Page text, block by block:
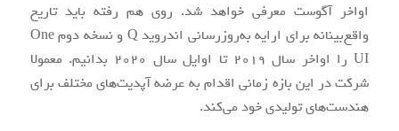
اواخر آگوست معرفی خواهد شد. روی هم رفته باید تاریخ
واقع‌بینانه برای ارایه به‌روزرسانی اندروید Q و نسخه دوم One
UI را اواخر سال 2019 تا اوایل سال 2020 بدانیم. معمولا
شرکت در این بازه زمانی اقدام به عرضه آپدیت‌های مختلف برای
هندست‌های تولیدی خود می‌کند.